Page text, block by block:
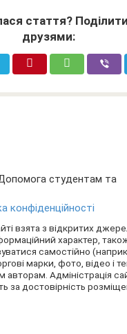
стаття?
друзями:
студентам та
конфіденційності
взята з відкритих
характер,
самостійно
марки, фото, відео і
авторам. Адміністрація
за достовірність